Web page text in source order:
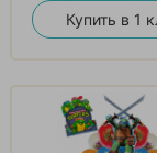
Купить в 1